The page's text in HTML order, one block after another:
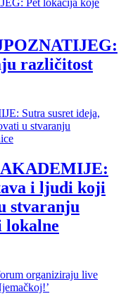
različitost
i ljudi koji
stvaranju
lokalne